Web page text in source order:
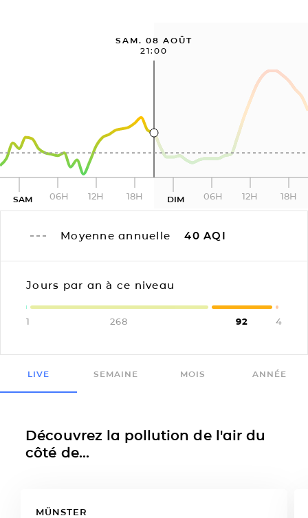
SAM. 08 AOÛT
21:00
SAM 06H 12H 18H DIM 06H 12H 18H
Moyenne annuelle 40 AQI
Jours par an à ce niveau
1 268 92 4
LIVE SEMAINE MOIS ANNÉE
Découvrez la pollution de l'air du
côté de...
MÜNSTER